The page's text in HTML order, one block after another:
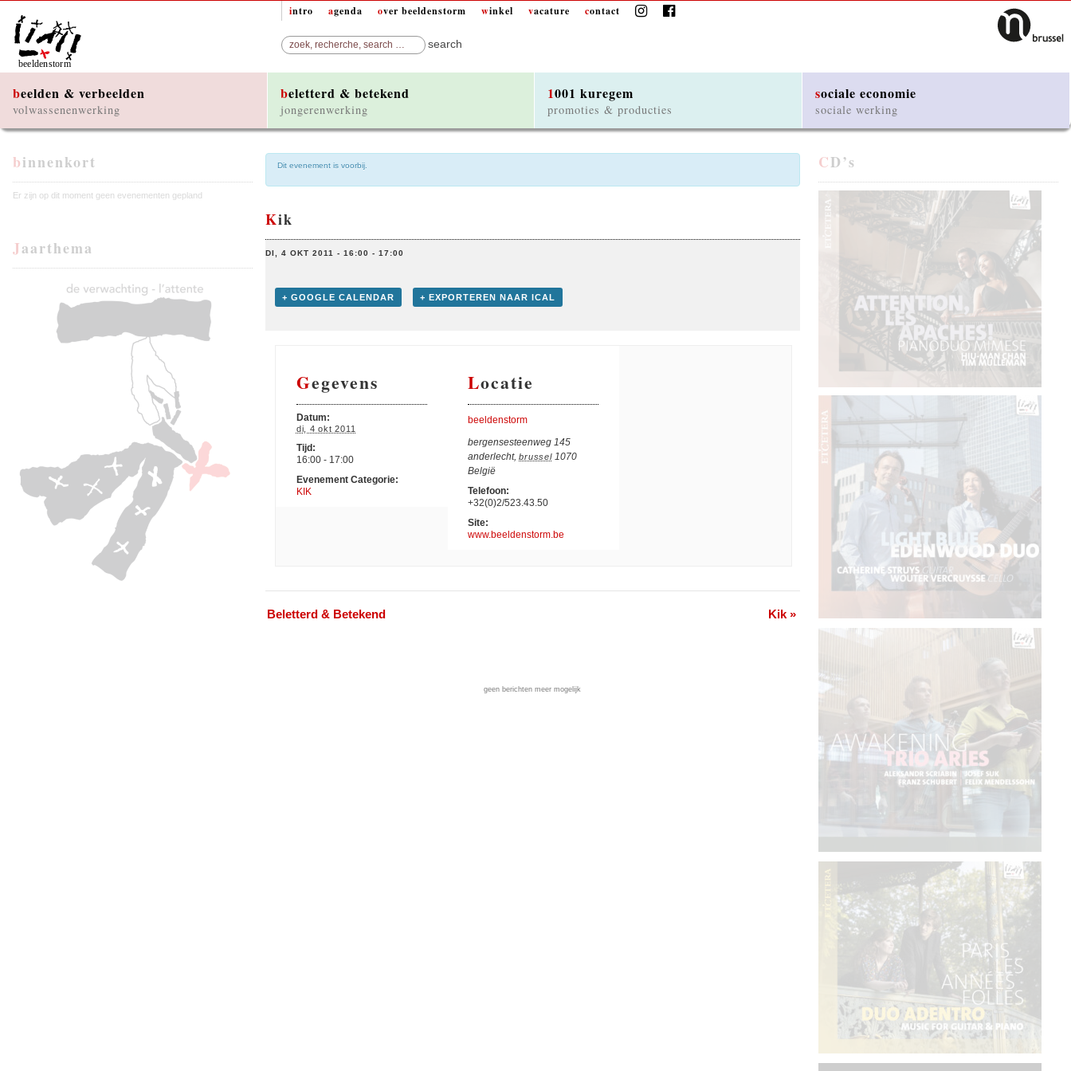
intro agenda over beeldenstorm winkel vacature contact
beelden & verbeelden
volwassenenwerking
beletterd & betekend
jongerenwerking
1001 kuregem
promoties & producties
sociale economie
sociale werking
binnenkort
Er zijn op dit moment geen evenementen gepland
Jaarthema
Dit evenement is voorbij.
Kik
DI, 4 OKT 2011 - 16:00 -17:00
+ GOOGLE CALENDAR + EXPORTEREN NAAR ICAL
Gegevens
Datum:
di, 4 okt 2011
Tijd:
16:00 - 17:00
Evenement Categorie:
KIK
Locatie
beeldenstorm
bergensesteenweg 145
anderlecht, brussel 1070
België
Telefoon:
+32(0)2/523.43.50
Site:
www.beeldenstorm.be
Beletterd & Betekend Kik »
geen berichten meer mogelijk
CD’s